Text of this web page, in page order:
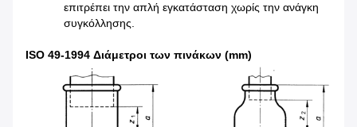
επιτρέπει την απλή εγκατάσταση χωρίς την ανάγκη
συγκόλλησης.
ISO 49-1994 Διάμετροι των πινάκων (mm)